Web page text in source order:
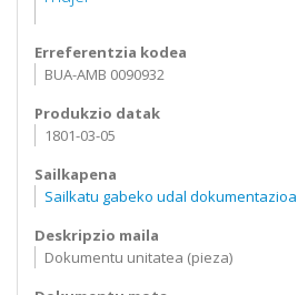
Erreferentzia kodea
BUA-AMB 0090932
Produkzio datak
1801-03-05
Sailkapena
Sailkatu gabeko udal dokumentazioa
Deskripzio maila
Dokumentu unitatea (pieza)